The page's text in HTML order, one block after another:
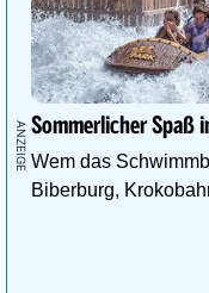
Sommerlicher Spaß
Wem das
Biberburg,